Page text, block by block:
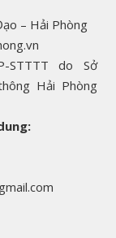
– Hải Phòng
STTTT do Sở
Hải Phòng